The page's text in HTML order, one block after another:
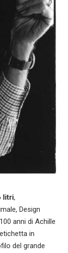
litri,
Design
anni di Achille
in
del grande